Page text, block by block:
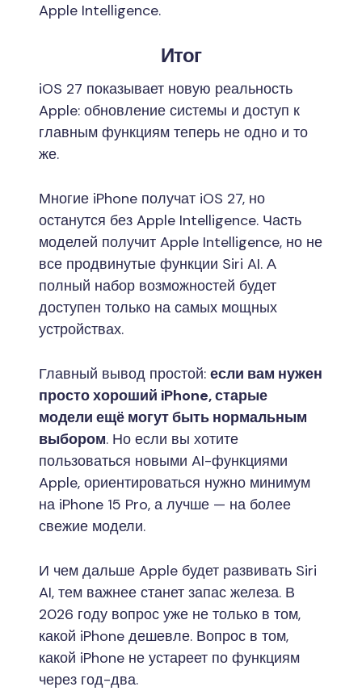
Apple Intelligence.
Итог
iOS 27 показывает новую реальность
Apple: обновление системы и доступ к
главным функциям теперь не одно и то
же.
Многие iPhone получат iOS 27, но
останутся без Apple Intelligence. Часть
моделей получит Apple Intelligence, но не
все продвинутые функции Siri AI. А
полный набор возможностей будет
доступен только на самых мощных
устройствах.
Главный вывод простой: если вам нужен
просто хороший iPhone, старые
модели ещё могут быть нормальным
выбором. Но если вы хотите
пользоваться новыми AI-функциями
Apple, ориентироваться нужно минимум
на iPhone 15 Pro, а лучше — на более
свежие модели.
И чем дальше Apple будет развивать Siri
AI, тем важнее станет запас железа. В
2026 году вопрос уже не только в том,
какой iPhone дешевле. Вопрос в том,
какой iPhone не устареет по функциям
через год-два.